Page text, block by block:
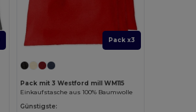
Pack x3
Pack mit 3 Westford mill WM115
Einkaufstasche aus 100% Baumwolle
Günstigste: